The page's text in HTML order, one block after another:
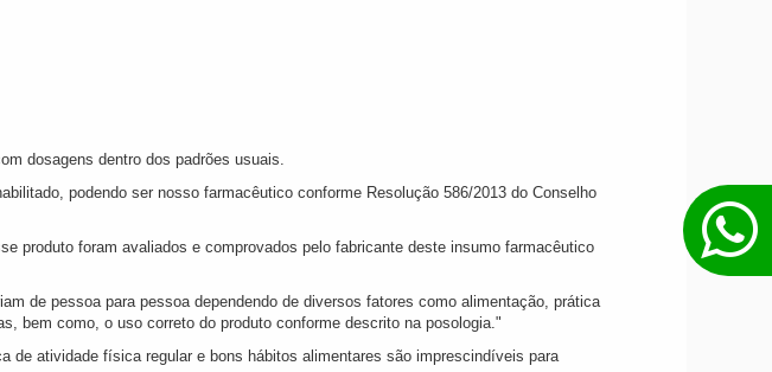
dosagens dentro dos padrões usuais.
podendo ser nosso farmacêutico conforme Resolução 586/2013 do Conselho
produto foram avaliados e comprovados pelo fabricante deste insumo farmacêutico
de pessoa para pessoa dependendo de diversos fatores como alimentação, prática
bem como, o uso correto do produto conforme descrito na posologia."
de atividade física regular e bons hábitos alimentares são imprescindíveis para